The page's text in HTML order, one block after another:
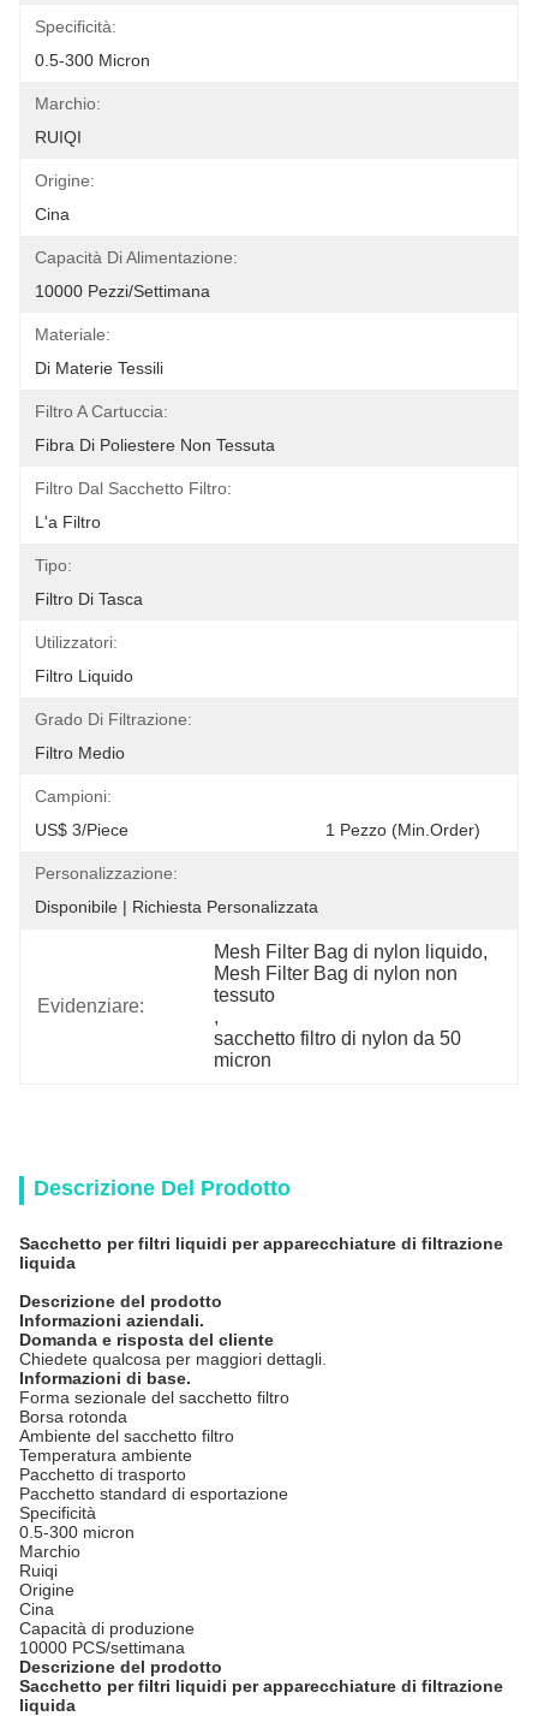
Specificità:
0.5-300 Micron
Marchio:
RUIQI
Origine:
Cina
Capacità Di Alimentazione:
10000 Pezzi/settimana
Materiale:
Di Materie Tessili
Filtro A Cartuccia:
Fibra Di Poliestere Non Tessuta
Filtro Dal Sacchetto Filtro:
L'a Filtro
Tipo:
Filtro Di Tasca
Utilizzatori:
Filtro Liquido
Grado Di Filtrazione:
Filtro Medio
Campioni:
Personalizzazione:
Disponibile | Richiesta Personalizzata
Evidenziare:
Mesh Filter Bag di nylon liquido,
Mesh Filter Bag di nylon non
tessuto
,
sacchetto filtro di nylon da 50
micron
Descrizione Del Prodotto
Sacchetto per filtri liquidi per apparecchiature di filtrazione
liquida
Descrizione del prodotto
Informazioni aziendali.
Domanda e risposta del cliente
Chiedete qualcosa per maggiori dettagli.
Informazioni di base.
Forma sezionale del sacchetto filtro
Borsa rotonda
Ambiente del sacchetto filtro
Temperatura ambiente
Pacchetto di trasporto
Pacchetto standard di esportazione
Specificità
0.5-300 micron
Marchio
Ruiqi
Origine
Cina
Capacità di produzione
10000 PCS/settimana
Descrizione del prodotto
Sacchetto per filtri liquidi per apparecchiature di filtrazione
liquida